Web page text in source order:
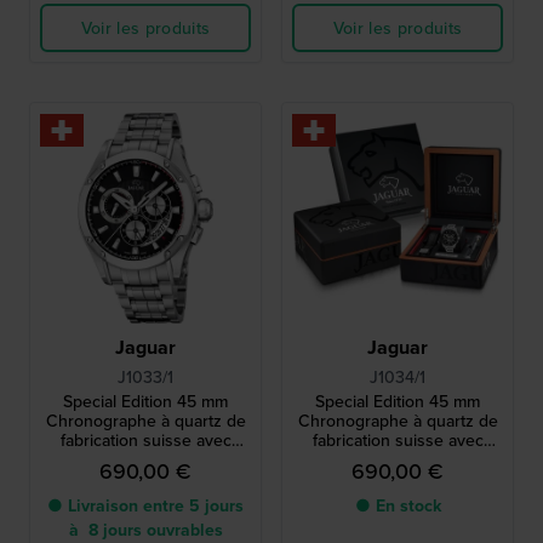
Voir les produits Voir les produits
Jaguar
J1033/1
Special Edition 45 mm
Chronographe à quartz de
fabrication suisse avec
bracelet en caoutchouc
supplémentaire
690,00 €
● Livraison entre 5 jours
à 8 jours ouvrables
Jaguar
J1034/1
Special Edition 45 mm
Chronographe à quartz de
fabrication suisse avec
bracelet en caoutchouc
supplémentaire
690,00 €
● En stock